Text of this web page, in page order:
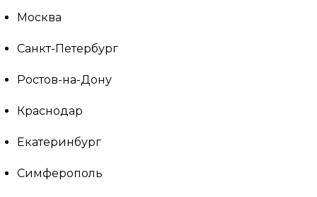
Москва
Санкт-Петербург
Ростов-на-Дону
Краснодар
Екатеринбург
Симферополь